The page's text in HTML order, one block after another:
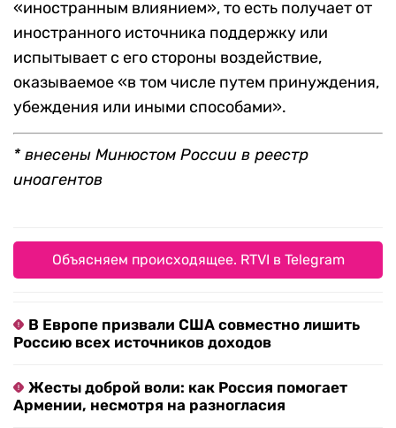
«иностранным влиянием», то есть получает от
иностранного источника поддержку или
испытывает с его стороны воздействие,
оказываемое «в том числе путем принуждения,
убеждения или иными способами».
* внесены Минюстом России в реестр
иноагентов
Объясняем происходящее. RTVI в Telegram
В Европе призвали США совместно лишить
Россию всех источников доходов
Жесты доброй воли: как Россия помогает
Армении, несмотря на разногласия